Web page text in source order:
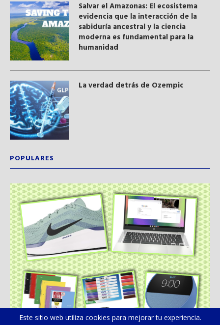
Salvar el Amazonas: El ecosistema
evidencia que la interacción de la
sabiduría ancestral y ​la ciencia
moderna​ es fundamental para la
humanidad
La verdad detrás de Ozempic
POPULARES
Este sitio web utiliza cookies para mejorar tu experiencia.